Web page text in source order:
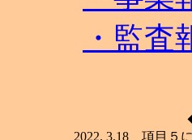
・監査
2022. 3.18 項目５